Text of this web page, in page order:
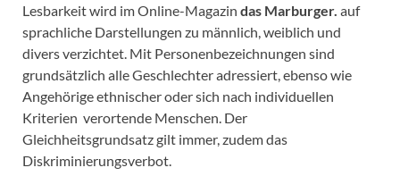
Lesbarkeit wird im Online-Magazin das Marburger. auf
sprachliche Darstellungen zu männlich, weiblich und
divers verzichtet. Mit Personenbezeichnungen sind
grundsätzlich alle Geschlechter adressiert, ebenso wie
Angehörige ethnischer oder sich nach individuellen
Kriterien verortende Menschen. Der
Gleichheitsgrundsatz gilt immer, zudem das
Diskriminierungsverbot.